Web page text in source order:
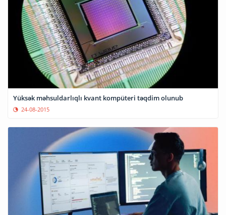
Yüksək məhsuldarlıqlı kvant kompüteri təqdim olunub
24-08-2015